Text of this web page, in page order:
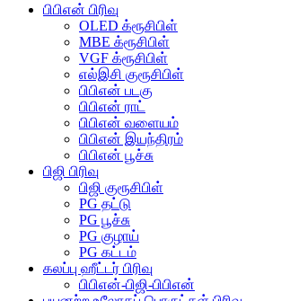
பிபிஎன் பிரிவு
OLED க்ரூசிபிள்
MBE க்ரூசிபிள்
VGF க்ரூசிபிள்
எல்இசி குரூசிபிள்
பிபிஎன் படகு
பிபிஎன் ராட்
பிபிஎன் வளையம்
பிபிஎன் இயந்திரம்
பிபிஎன் பூச்சு
பிஜி பிரிவு
பிஜி குரூசிபிள்
PG தட்டு
PG பூச்சு
PG குழாய்
PG கட்டம்
கலப்பு ஹீட்டர் பிரிவு
பிபிஎன்-பிஜி-பிபிஎன்